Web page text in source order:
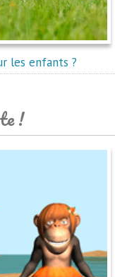
les enfants ?
!